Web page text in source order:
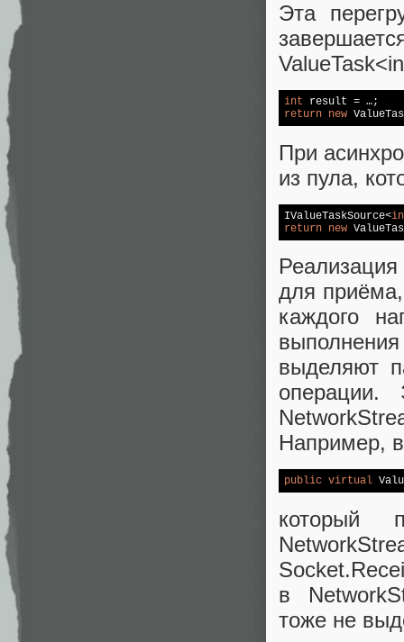
Эта
int
return new
При
из пула,
IValueTaskSource<
return new
для
каждого
выделяют
операции.
Например,
public virtual
который
в
тоже не